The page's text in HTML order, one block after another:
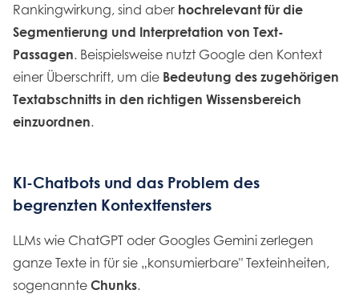
Rankingwirkung, sind aber hochrelevant für die
Segmentierung und Interpretation von Text-
Passagen. Beispielsweise nutzt Google den Kontext
einer Überschrift, um die Bedeutung des zugehörigen
Textabschnitts in den richtigen Wissensbereich
einzuordnen.
KI-Chatbots und das Problem des
begrenzten Kontextfensters
LLMs wie ChatGPT oder Googles Gemini zerlegen
ganze Texte in für sie „konsumierbare" Texteinheiten,
sogenannte Chunks.